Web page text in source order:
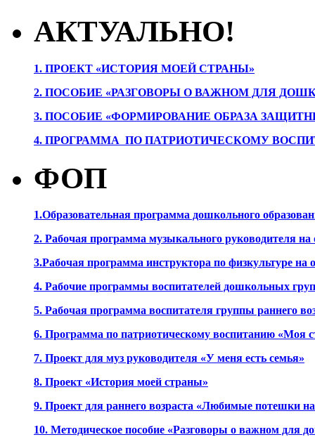
АКТУАЛЬНО!
1. ПРОЕКТ «ИСТОРИЯ МОЕЙ СТРАНЫ»
2. ПОСОБИЕ «РАЗГОВОРЫ О ВАЖНОМ ДЛЯ
3. ПОСОБИЕ «ФОРМИРОВАНИЕ ОБРАЗА
4. ПРОГРАММА ПО ПАТРИОТИЧЕСКОМУ
ФОП
1.Образовательная программа дошкольного
2. Рабочая программа музыкального руководителя
3.Рабочая программа инструктора по физкультуре
4. Рабочие программы воспитателей дошкольных
5. Рабочая программа воспитателя группы раннего
6. Программа по патриотическому воспитанию «Моя
7. Проект для муз руководителя «У меня есть семья»
8. Проект «История моей страны»
9. Проект для раннего возраста «Любимые потешки
10. Методическое пособие «Разговоры о важном для